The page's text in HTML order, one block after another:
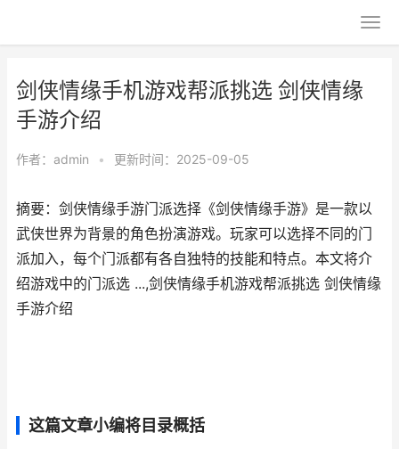
剑侠情缘手机游戏帮派挑选 剑侠情缘
手游介绍
作者： admin • 更新时间：2025-09-05
摘要：剑侠情缘手游门派选择《剑侠情缘手游》是一款以
武侠世界为背景的角色扮演游戏。玩家可以选择不同的门
派加入，每个门派都有各自独特的技能和特点。本文将介
绍游戏中的门派选 ...,剑侠情缘手机游戏帮派挑选 剑侠情缘
手游介绍
这篇文章小编将目录概括